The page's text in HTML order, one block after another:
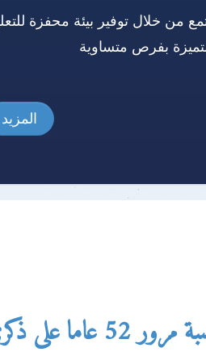
من خلال توفير بيئة محفزة
بفرص متساوية
المزيد
محافظ القليوبية ورئيس جامعة بنها يشهدان ندوة تثقيفية بمناسبة